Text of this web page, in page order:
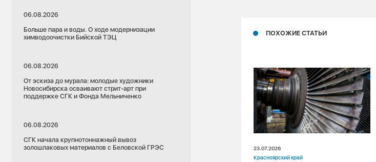
06.08.2026
Больше пара и воды. О ходе модернизации
химводоочистки Бийской ТЭЦ
06.08.2026
От эскиза до мурала: молодые художники
Новосибирска осваивают стрит-арт при
поддержке СГК и Фонда Мельниченко
06.08.2026
СГК начала крупнотоннажный вывоз
золошлаковых материалов с Беловской ГРЭС
ПОХОЖИЕ СТАТЬИ
13.04.2026
23.07.2026
Красноярский край